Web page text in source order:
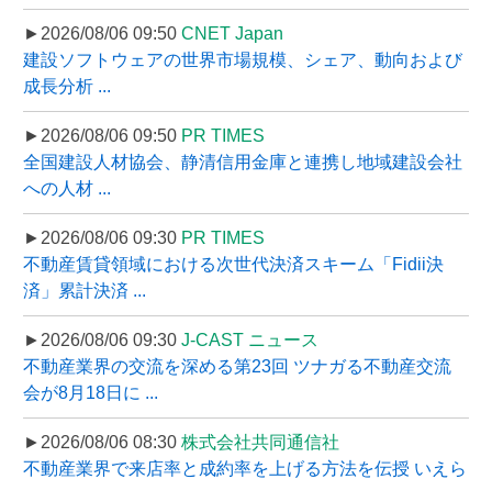
►2026/08/06 09:50 CNET Japan
建設ソフトウェアの世界市場規模、シェア、動向および
成長分析 ...
►2026/08/06 09:50 PR TIMES
全国建設人材協会、静清信用金庫と連携し地域建設会社
への人材 ...
►2026/08/06 09:30 PR TIMES
不動産賃貸領域における次世代決済スキーム「Fidii決
済」累計決済 ...
►2026/08/06 09:30 J-CAST ニュース
不動産業界の交流を深める第23回 ツナガる不動産交流
会が8月18日に ...
►2026/08/06 08:30 株式会社共同通信社
不動産業界で来店率と成約率を上げる方法を伝授 いえら